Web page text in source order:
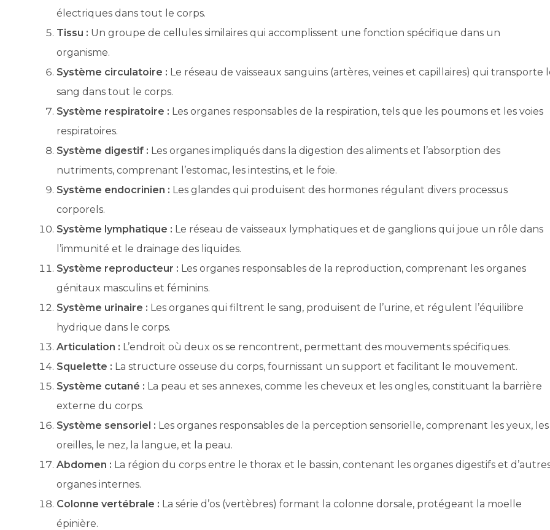
électriques dans tout le corps.
Tissu : Un groupe de cellules similaires qui accomplissent une fonction spécifique dans un
organisme.
Système circulatoire : Le réseau de vaisseaux sanguins (artères, veines et capillaires) qui transporte
sang dans tout le corps.
Système respiratoire : Les organes responsables de la respiration, tels que les poumons et les voies
respiratoires.
Système digestif : Les organes impliqués dans la digestion des aliments et l’absorption des
nutriments, comprenant l’estomac, les intestins, et le foie.
Système endocrinien : Les glandes qui produisent des hormones régulant divers processus
corporels.
Système lymphatique : Le réseau de vaisseaux lymphatiques et de ganglions qui joue un rôle dans
l’immunité et le drainage des liquides.
Système reproducteur : Les organes responsables de la reproduction, comprenant les organes
génitaux masculins et féminins.
Système urinaire : Les organes qui filtrent le sang, produisent de l’urine, et régulent l’équilibre
hydrique dans le corps.
Articulation : L’endroit où deux os se rencontrent, permettant des mouvements spécifiques.
Squelette : La structure osseuse du corps, fournissant un support et facilitant le mouvement.
Système cutané : La peau et ses annexes, comme les cheveux et les ongles, constituant la barrière
externe du corps.
Système sensoriel : Les organes responsables de la perception sensorielle, comprenant les yeux, les
oreilles, le nez, la langue, et la peau.
Abdomen : La région du corps entre le thorax et le bassin, contenant les organes digestifs et
organes internes.
Colonne vertébrale : La série d’os (vertèbres) formant la colonne dorsale, protégeant la moelle
épinière.